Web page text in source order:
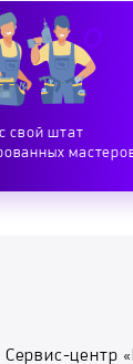
свой штат
центр